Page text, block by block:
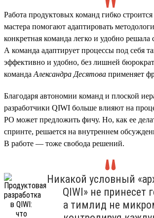
Работа продуктовых команд гибко
мастера помогают адаптировать
конкретная команда легко и удобно решала
А команда адаптирует процессы под себя
эффективно и удобно, без лишней
команда Александра Десятова применяет
Благодаря автономии команд и плоской
разработчики QIWI больше влияют на
PO может предложить фичу. Но, как ее
спринте, решается на внутреннем
В работе — тоже свобода решений.
Никакой условный
QIWI» не принесет
а тимлид не